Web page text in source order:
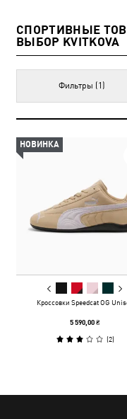
СПОРТИВНЫЕ
ВЫБОР KVITKOVA
Фильтры (1)
НОВИНКА
Кроссовки Speedcat OG
5 590,00 ₴
(2)